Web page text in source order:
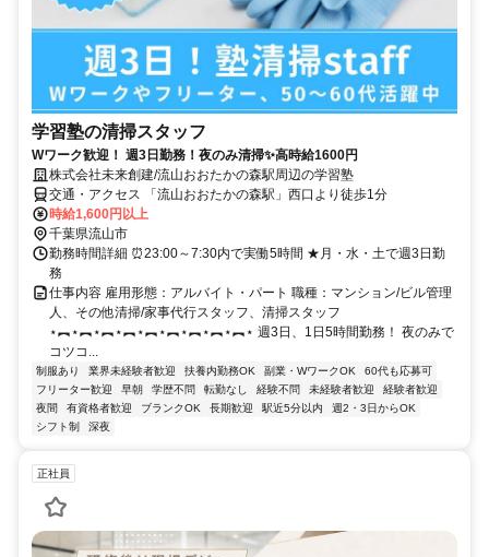
学習塾の清掃スタッフ
Wワーク歓迎！ 週3日勤務！夜のみ清掃✨高時給1600円
株式会社未来創建/流山おおたかの森駅周辺の学習塾
交通・アクセス 「流山おおたかの森駅」西口より徒歩1分
時給1,600円以上
千葉県流山市
勤務時間詳細 ⏰23:00～7:30内で実働5時間 ★月・水・土で週3日勤
務
仕事内容 雇用形態：アルバイト・パート 職種：マンション/ビル管理
人、その他清掃/家事代行スタッフ、清掃スタッフ
⋆︻⋆︻⋆︻⋆︻⋆︻⋆︻⋆︻⋆︻⋆︻⋆ 週3日、1日5時間勤務！ 夜のみで
コツコ...
制服あり 業界未経験者歓迎 扶養内勤務OK 副業・WワークOK
60代も応募可
フリーター歓迎
早朝 学歴不問 転勤なし 経験不問 未経験者歓迎
経験者歓迎
夜間
有資格者歓迎 ブランクOK 長期歓迎 駅近5分以内
週2・3日からOK
シフト制
深夜
正社員